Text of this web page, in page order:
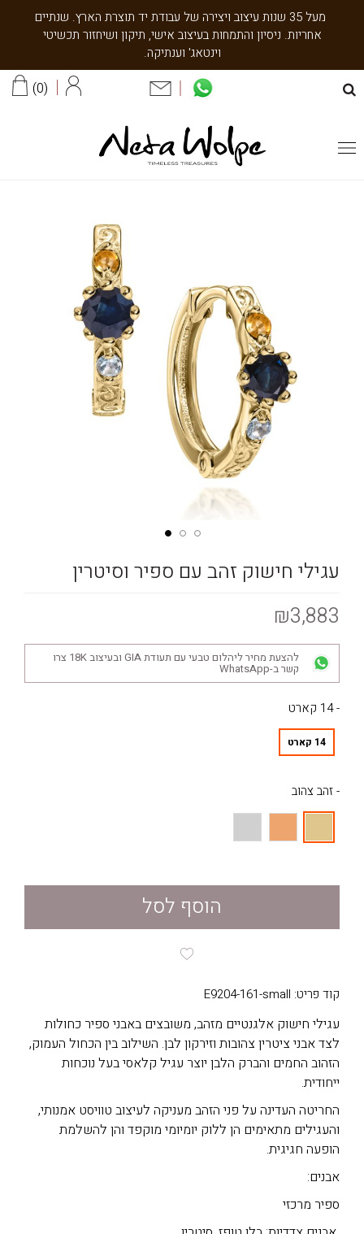
מעל 35 שנות עיצוב ויצירה של עבודת יד תוצרת הארץ. שנתיים
אחריות. ניסיון והתמחות בעיצוב אישי, תיקון ושיחזור תכשיטי
וינטאג' וענתיקה.
0
עגילי חישוק זהב עם ספיר וסיטרין
₪3,883
להצעת מחיר ליהלום טבעי עם תעודת GIA ובעיצוב 18K צרו
קשר ב-WhatsApp
- 14 קארט
14 קארט
- זהב צהוב
הוסף לסל
קוד פריט: E9204-161-small
עגילי חישוק אלגנטיים מזהב, משובצים באבני ספיר כחולות
לצד אבני ציטרין צהובות וזירקון לבן. השילוב בין הכחול העמוק,
הזהוב החמים והברק הלבן יוצר עגיל קלאסי בעל נוכחות
ייחודית.
החריטה העדינה על פני הזהב מעניקה לעיצוב טוויסט אמנותי,
והעגילים מתאימים הן ללוק יומיומי מוקפד והן להשלמת
הופעה חגיגית.
אבנים:
ספיר מרכזי